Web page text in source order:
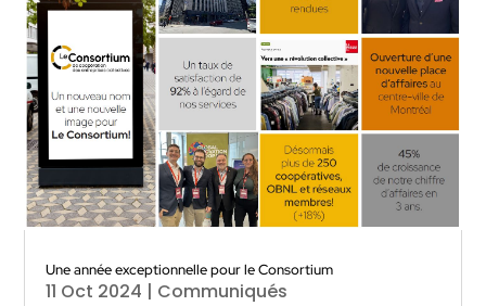
Une année exceptionnelle pour le Consortium
11 Oct 2024 | Communiqués